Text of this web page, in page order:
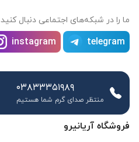
فروشگاه آریانیرو
ما را در شبکه‌های اجتماعی دنبال کنید
telegram
instagram
۰۳۸۳۳۳۵۱۹۸۹
منتظر صدای گرم شما هستیم